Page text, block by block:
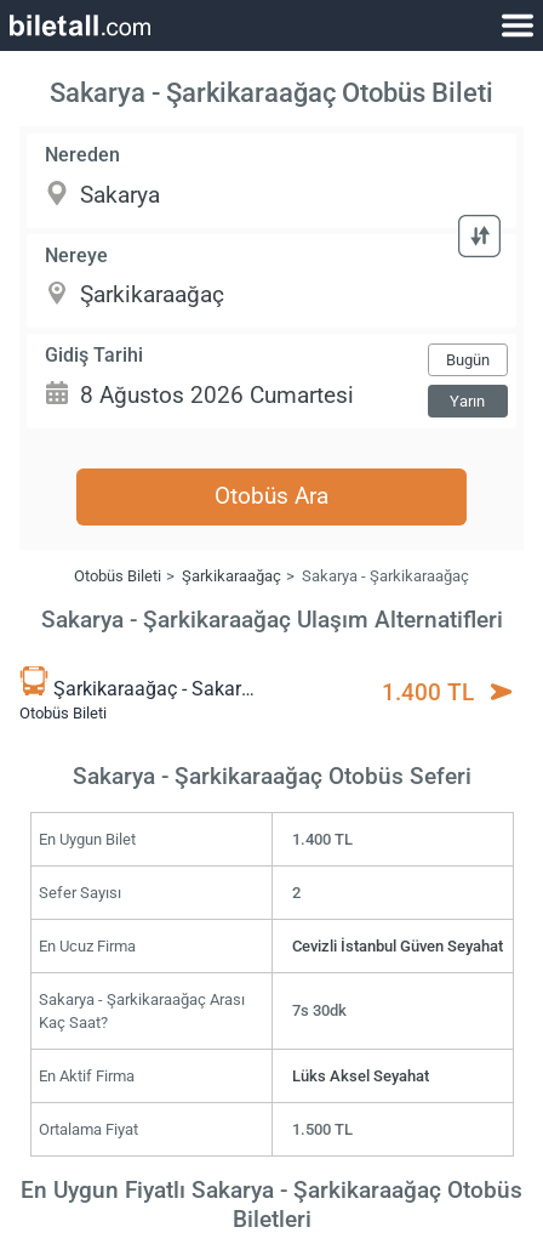
Sakarya - Şarkikaraağaç Otobüs Bileti
Nereden
Nereye
Gidiş Tarihi Bugün
Yarın
Otobüs Ara
Otobüs Bileti Şarkikaraağaç Sakarya - Şarkikaraağaç
Sakarya - Şarkikaraağaç Ulaşım Alternatifleri
Şarkikaraağaç - Sakarya
Otobüs Bileti
1.400 TL
Sakarya - Şarkikaraağaç Otobüs Seferi
En Uygun Bilet 1.400 TL
Sefer Sayısı 2
En Ucuz Firma Cevizli İstanbul Güven Seyahat
Sakarya - Şarkikaraağaç Arası
Kaç Saat?
7s 30dk
En Aktif Firma Lüks Aksel Seyahat
Ortalama Fiyat 1.500 TL
En Uygun Fiyatlı Sakarya - Şarkikaraağaç Otobüs
Biletleri